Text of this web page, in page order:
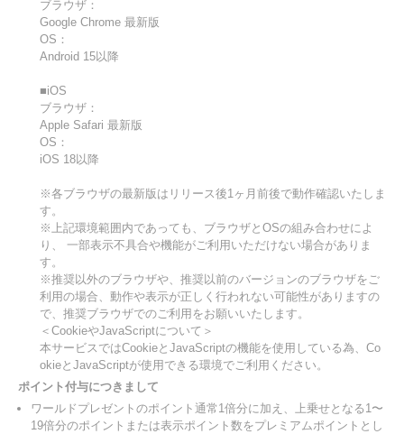
ブラウザ：
Google Chrome 最新版
OS：
Android 15以降
■iOS
ブラウザ：
Apple Safari 最新版
OS：
iOS 18以降
※各ブラウザの最新版はリリース後1ヶ月前後で動作確認いたしま
す。
※上記環境範囲内であっても、ブラウザとOSの組み合わせによ
り、 一部表示不具合や機能がご利用いただけない場合がありま
す。
※推奨以外のブラウザや、推奨以前のバージョンのブラウザをご
利用の場合、動作や表示が正しく行われない可能性がありますの
で、推奨ブラウザでのご利用をお願いいたします。
＜CookieやJavaScriptについて＞
本サービスではCookieとJavaScriptの機能を使用している為、Co
okieとJavaScriptが使用できる環境でご利用ください。
ポイント付与につきまして
ワールドプレゼントのポイント通常1倍分に加え、上乗せとなる1〜
19倍分のポイントまたは表示ポイント数をプレミアムポイントとし